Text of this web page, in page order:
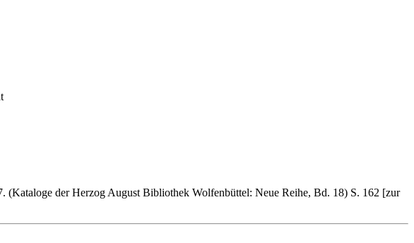
der Herzog August Bibliothek Wolfenbüttel: Neue Reihe, Bd. 18) S. 162 [zur